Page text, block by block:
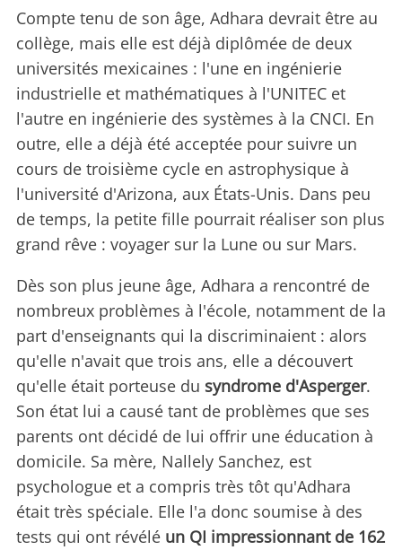
Compte tenu de son âge, Adhara devrait être au
collège, mais elle est déjà diplômée de deux
universités mexicaines : l'une en ingénierie
industrielle et mathématiques à l'UNITEC et
l'autre en ingénierie des systèmes à la CNCI. En
outre, elle a déjà été acceptée pour suivre un
cours de troisième cycle en astrophysique à
l'université d'Arizona, aux États-Unis. Dans peu
de temps, la petite fille pourrait réaliser son plus
grand rêve : voyager sur la Lune ou sur Mars.
Dès son plus jeune âge, Adhara a rencontré de
nombreux problèmes à l'école, notamment de la
part d'enseignants qui la discriminaient : alors
qu'elle n'avait que trois ans, elle a découvert
qu'elle était porteuse du syndrome d'Asperger.
Son état lui a causé tant de problèmes que ses
parents ont décidé de lui offrir une éducation à
domicile. Sa mère, Nallely Sanchez, est
psychologue et a compris très tôt qu'Adhara
était très spéciale. Elle l'a donc soumise à des
tests qui ont révélé un QI impressionnant de 162